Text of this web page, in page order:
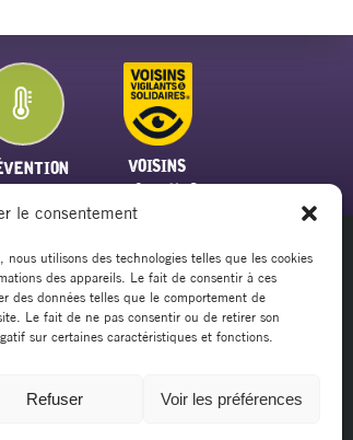
le consentement
nous utilisons des technologies telles que les cookies
des appareils. Le fait de consentir à ces
des données telles que le comportement de
Le fait de ne pas consentir ou de retirer son
sur certaines caractéristiques et fonctions.
Refuser Voir les préférences
VOISINS
VIGILANTS